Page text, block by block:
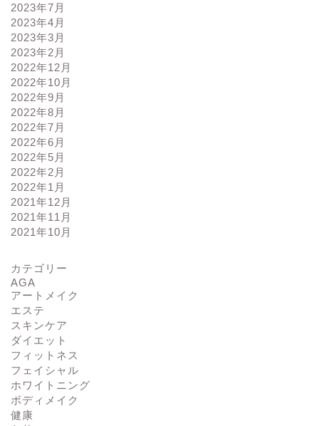
2023年7月
2023年4月
2023年3月
2023年2月
2022年12月
2022年10月
2022年9月
2022年8月
2022年7月
2022年6月
2022年5月
2022年2月
2022年1月
2021年12月
2021年11月
2021年10月
カテゴリー
AGA
アートメイク
エステ
スキンケア
ダイエット
フィットネス
フェイシャル
ホワイトニング
ボディメイク
健康